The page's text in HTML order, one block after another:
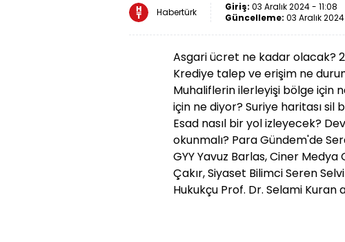
Habertürk Giriş: 03 Aralık 2024 - 11:08
Güncelleme: 03 Aralık
Asgari ücret ne kadar olacak?
Krediye talep ve erişim ne
Muhaliflerin ilerleyişi bölge için
için ne diyor? Suriye haritası sil
Esad nasıl bir yol izleyecek?
okunmalı? Para Gündem'de
GYY Yavuz Barlas, Ciner
Çakır, Siyaset Bilimci Seren
Hukukçu Prof. Dr. Selami Kuran